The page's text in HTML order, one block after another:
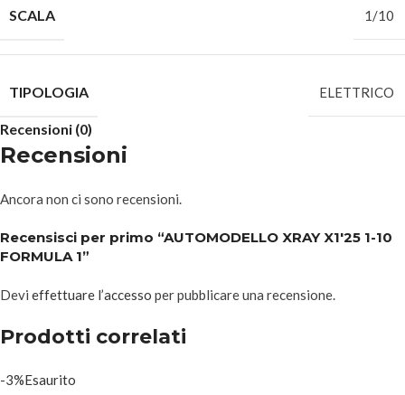
SCALA 1/10
TIPOLOGIA ELETTRICO
Recensioni (0)
Recensioni
Ancora non ci sono recensioni.
Recensisci per primo “AUTOMODELLO XRAY X1'25 1-10
FORMULA 1”
Devi effettuare l’accesso per pubblicare una recensione.
Prodotti correlati
-3%Esaurito